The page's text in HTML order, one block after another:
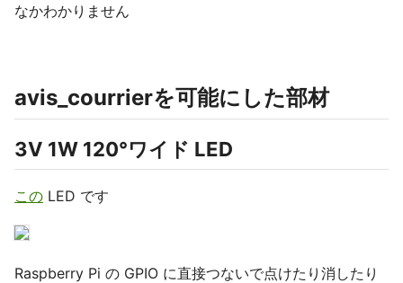
なかわかりません
avis_courrierを可能にした部材
3V 1W 120°ワイド LED
この LED です
Raspberry Pi の GPIO に直接つないで点けたり消したり